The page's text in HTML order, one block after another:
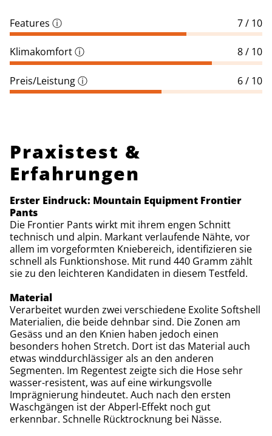
Features ⓘ 7 / 10
Klimakomfortⓘ 8 / 10
Preis/Leistungⓘ 6 / 10
Praxistest &
Erfahrungen
Erster Eindruck: Mountain Equipment Frontier
Pants
Die Frontier Pants wirkt mit ihrem engen Schnitt
technisch und alpin. Markant verlaufende Nähte, vor
allem im vorgeformten Kniebereich, identifizieren sie
schnell als Funktionshose. Mit rund 440 Gramm zählt
sie zu den leichteren Kandidaten in diesem Testfeld.
Material
Verarbeitet wurden zwei verschiedene Exolite Softshell
Materialien, die beide dehnbar sind. Die Zonen am
Gesäss und an den Knien haben jedoch einen
besonders hohen Stretch. Dort ist das Material auch
etwas winddurchlässiger als an den anderen
Segmenten. Im Regentest zeigte sich die Hose sehr
wasser-resistent, was auf eine wirkungsvolle
Imprägnierung hindeutet. Auch nach den ersten
Waschgängen ist der Abperl-Effekt noch gut
erkennbar. Schnelle Rücktrocknung bei Nässe.